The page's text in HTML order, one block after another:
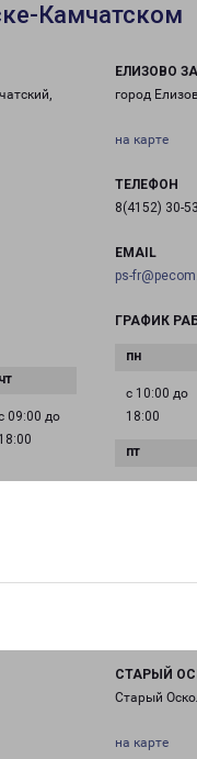
Камчатском
09:00 до
18:00
ЕЛИЗОВО
город
на карте
ТЕЛЕФОН
8(4152) 30-
EMAIL
ps-
ГРАФИК
с 10:00 до
18:00
СТАРЫЙ
Старый
на карте